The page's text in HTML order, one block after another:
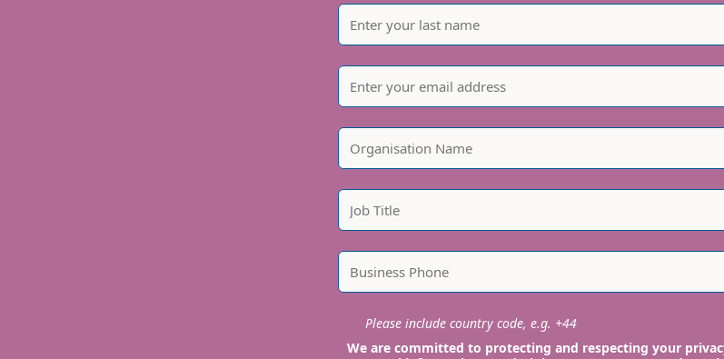
Please include country code, e.g. +44
We are committed to protecting and respecting your